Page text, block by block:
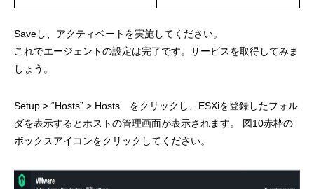
Saveし、アクティベートを実施してください。
これでエージェントの設定は完了です。サービスを取得してみま
しょう。
Setup > “Hosts” > Hosts をクリックし、ESXiを登録したフォル
ダを表示するとホストの管理画面が表示されます。 図10赤枠の
ボックスアイコンをクリックしてください。